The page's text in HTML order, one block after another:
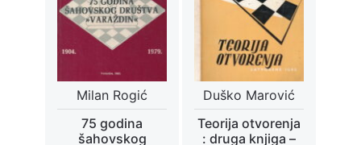
Milan Rogić
75 godina
šahovskog
Duško Marović
Teorija otvorenja
: druga knjiga –